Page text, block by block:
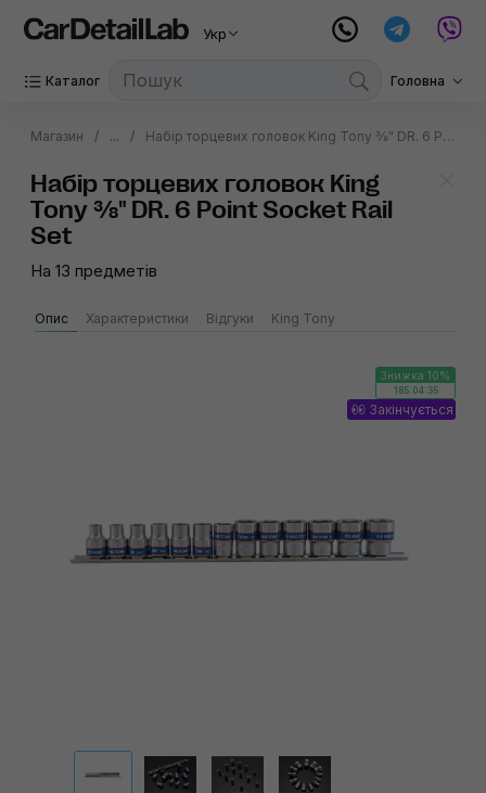
Укр
Каталог Головна
Магазин ... Набір торцевих головок King Tony ⅜" DR. 6 Point Socket Rail Set
Набір торцевих головок King
Tony ⅜" DR. 6 Point Socket Rail
Set
На 13 предметів
Опис Характеристики Відгуки King Tony
Знижка 10%
185:04:35
Закінчується